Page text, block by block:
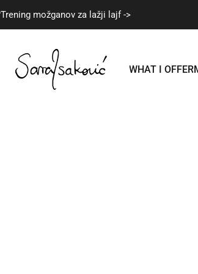
Trening možganov za lažji lajf ->
Sara Isaković WHAT I OFFER